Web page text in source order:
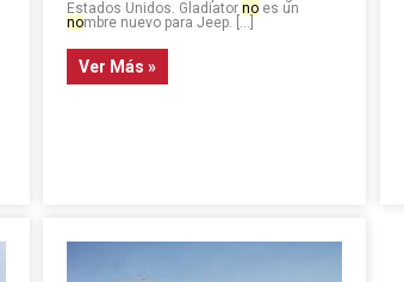
Estados Unidos. Gladiatorno es un
nombre nuevo para Jeep. […]
Ver Más »